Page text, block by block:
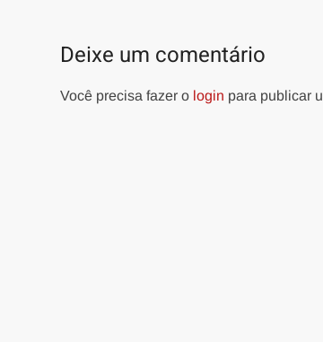
Deixe um comentário
Você precisa fazer o login para publicar